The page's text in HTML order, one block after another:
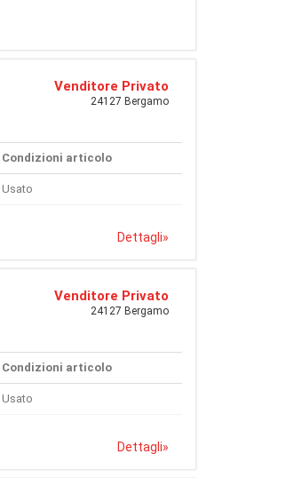
Venditore Privato
24127 Bergamo
Condizioni articolo
Usato
Dettagli»
Venditore Privato
24127 Bergamo
Condizioni articolo
Usato
Dettagli»